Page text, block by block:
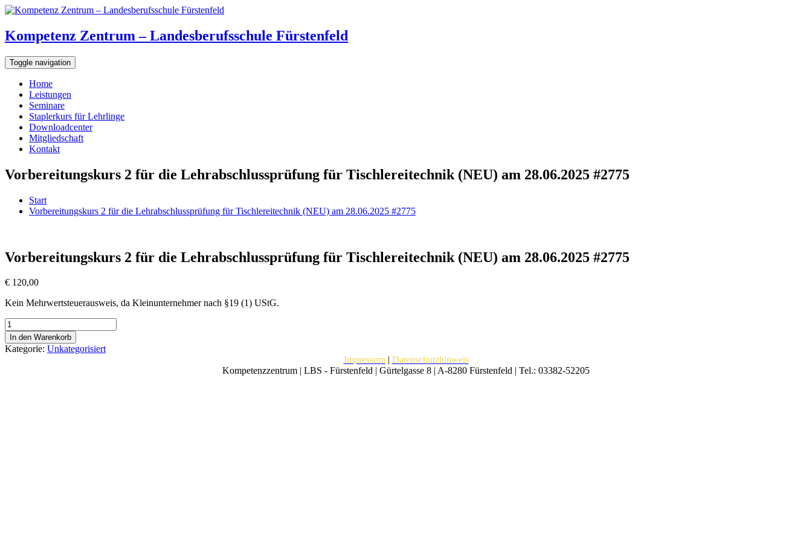
Kompetenz Zentrum – Landesberufsschule Fürstenfeld
Toggle navigation
Home
Leistungen
Seminare
Staplerkurs für Lehrlinge
Downloadcenter
Mitgliedschaft
Kontakt
Vorbereitungskurs 2 für die Lehrabschlussprüfung für Tischlereitechnik (NEU) am 28.06.2025 #2775
Start
Vorbereitungskurs 2 für die Lehrabschlussprüfung für Tischlereitechnik (NEU) am 28.06.2025 #2775
Vorbereitungskurs 2 für die Lehrabschlussprüfung für Tischlereitechnik (NEU) am 28.06.2025 #2775
€ 120,00
Kein Mehrwertsteuerausweis, da Kleinunternehmer nach §19 (1) UStG.
Vorbereitungskurs
2
für
die
In den Warenkorb
Kategorie: Unkategorisiert
Impressum| Datenschutzhinweis
Kompetenzzentrum | LBS - Fürstenfeld | Gürtelgasse 8 | A-8280 Fürstenfeld | Tel.: 03382-52205